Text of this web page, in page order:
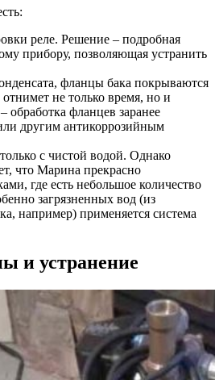
реле. Решение – подробная
прибору, позволяющая устранить
фланцы бака покрываются
не только время, но и
фланцев заранее
другим антикоррозийным
с чистой водой. Однако
что Марина прекрасно
где есть небольшое количество
загрязненных вод (из
например) применяется система
и устранение